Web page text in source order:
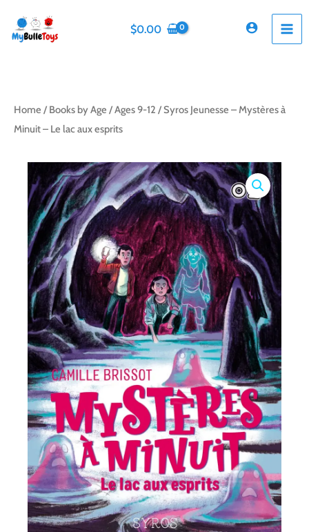
content
$0.00
Home / Books by Age /Ages 9-12 / Syros Jeunesse – Mystères à
Minuit – Le lac aux esprits